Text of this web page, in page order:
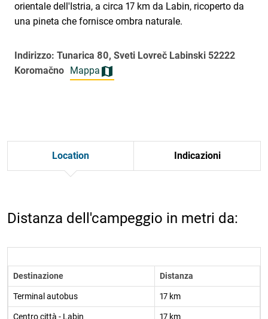
orientale dell'Istria, a circa 17 km da Labin, ricoperto da
una pineta che fornisce ombra naturale.
Indirizzo: Tunarica 80, Sveti Lovreč Labinski 52222
Koromačno Mappa
Location Indicazioni
Distanza dell'campeggio in metri da:
Destinazione Distanza
Terminal autobus 17 km
Centro città - Labin 17 km